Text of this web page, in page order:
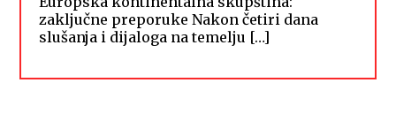
zaključne preporuke Nakon četiri dana
slušanja i dijaloga na temelju […]